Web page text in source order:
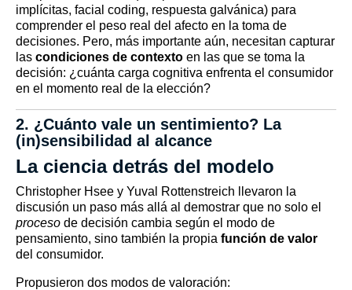
implícitas, facial coding, respuesta galvánica) para
comprender el peso real del afecto en la toma de
decisiones. Pero, más importante aún, necesitan capturar
las condiciones de contexto en las que se toma la
decisión: ¿cuánta carga cognitiva enfrenta el consumidor
en el momento real de la elección?
2. ¿Cuánto vale un sentimiento? La
(in)sensibilidad al alcance
La ciencia detrás del modelo
Christopher Hsee y Yuval Rottenstreich llevaron la
discusión un paso más allá al demostrar que no solo el
proceso de decisión cambia según el modo de
pensamiento, sino también la propia función de valor
del consumidor.
Propusieron dos modos de valoración: